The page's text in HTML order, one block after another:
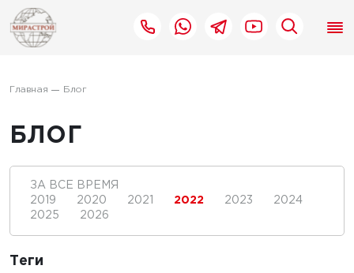
Главная Блог
БЛОГ
ЗА ВСЕ ВРЕМЯ
2019
2020 2021 2022 2023
2024
2025
2026
Теги